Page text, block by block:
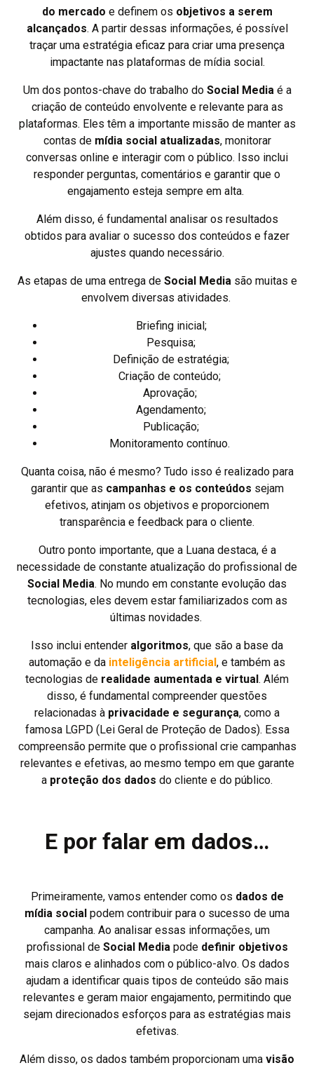
do mercado e definem os objetivos a serem
alcançados. A partir dessas informações, é possível
traçar uma estratégia eficaz para criar uma presença
impactante nas plataformas de mídia social.
Um dos pontos-chave do trabalho do Social Mediaé a
criação de conteúdo envolvente e relevante para as
plataformas. Eles têm a importante missão de manter as
contas de mídia social atualizadas, monitorar
conversas online e interagir com o público. Isso inclui
responder perguntas, comentários e garantir que o
engajamento esteja sempre em alta.
Além disso, é fundamental analisar os resultados
obtidos para avaliar o sucesso dos conteúdos e fazer
ajustes quando necessário.
As etapas de uma entrega de Social Mediasão muitas e
envolvem diversas atividades.
Briefing inicial;
Pesquisa;
Definição de estratégia;
Criação de conteúdo;
Aprovação;
Agendamento;
Publicação;
Monitoramento contínuo.
Quanta coisa, não é mesmo? Tudo isso é realizado para
garantir que as campanhas e os conteúdos sejam
efetivos, atinjam os objetivos e proporcionem
transparência e feedback para o cliente.
Outro ponto importante, que a Luana destaca, é a
necessidade de constante atualização do profissional de
Social Media. No mundo em constante evolução das
tecnologias, eles devem estar familiarizados com as
últimas novidades.
Isso inclui entender algoritmos, que são a base da
automação e da inteligência artificial, e também as
tecnologias de realidade aumentada e virtual. Além
disso, é fundamental compreender questões
relacionadas à privacidade e segurança, como a
famosa LGPD (Lei Geral de Proteção de Dados). Essa
compreensão permite que o profissional crie campanhas
relevantes e efetivas, ao mesmo tempo em que garante
a proteção dos dados do cliente e do público.
E por falar em dados…
Primeiramente, vamos entender como os dados de
mídia social podem contribuir para o sucesso de uma
campanha. Ao analisar essas informações, um
profissional de Social Mediapode definir objetivos
mais claros e alinhados com o público-alvo. Os dados
ajudam a identificar quais tipos de conteúdo são mais
relevantes e geram maior engajamento, permitindo que
sejam direcionados esforços para as estratégias mais
efetivas.
Além disso, os dados também proporcionam uma visão